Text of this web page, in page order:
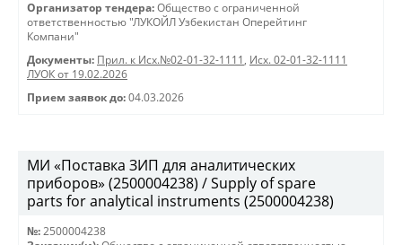
Организатор тендера: Общество с ограниченной
ответственностью "ЛУКОЙЛ Узбекистан Оперейтинг
Компани"
Документы: Прил. к Исх.№02-01-32-1111 , Исх. 02-01-32-1111
ЛУОК от 19.02.2026
Прием заявок до: 04.03.2026
МИ «Поставка ЗИП для аналитических
приборов» (2500004238) / Supply of spare
parts for analytical instruments (2500004238)
№: 2500004238